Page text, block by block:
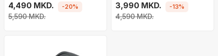
4,490 MKD.
5,590 MKD.
-20% 3,990 MKD.
4,590 MKD.
-13%